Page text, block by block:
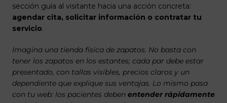
sección guía al visitante hacia una acción concreta:
agendar cita, solicitar información o contratar tu
servicio.
Imagina una tienda física de zapatos. No basta con
tener los zapatos en los estantes; cada par debe estar
presentado, con tallas visibles, precios claros y un
dependiente que explique sus ventajas. Lo mismo pasa
con tu web: los pacientes deben entender rápidamente